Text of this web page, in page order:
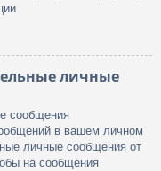
личные
сообщения
в вашем личном
личные сообщения от
на сообщения